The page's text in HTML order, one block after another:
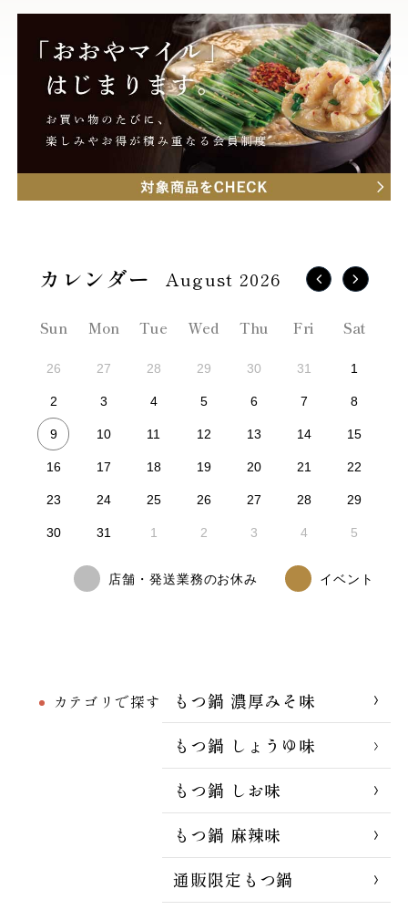
カテゴリで探す
もつ鍋 濃厚みそ味
もつ鍋 しょうゆ味
もつ鍋 しお味
もつ鍋 麻辣味
通販限定もつ鍋
August 2026
Sun Mon Tue Wed Thu Fri Sat
26 27 28 29 30 31 1
2 3 4 5 6 7 8
9 10 11 12 13 14 15
16 17 18 19 20 21 22
23 24 25 26 27 28 29
30 31 1 2 3 4 5
店舗・発送業務のお休み イベント